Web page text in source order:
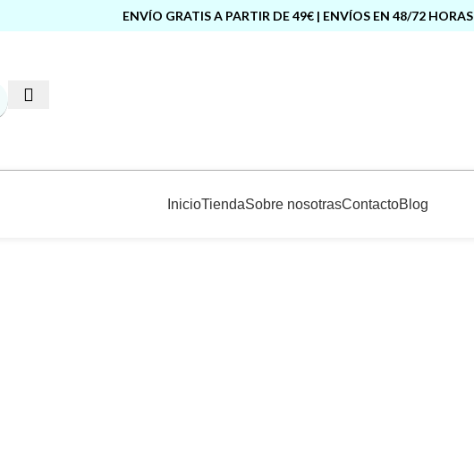
ENVÍO GRATIS A PARTIR DE 49€ | ENVÍOS EN 48/72 HORAS
InicioTiendaSobre nosotrasContactoBlog